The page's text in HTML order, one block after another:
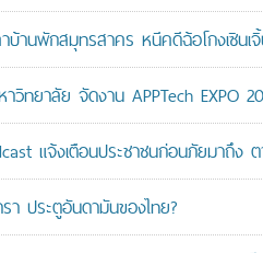
านพักสมุทรสาคร หนีคดีฉ้อโกงเซินเ
ทยาลัย จัดงาน APPTech EXPO
แจ้งเตือนประชาชนก่อนภัยมาถึง
า ประตูอันดามันของไทย?